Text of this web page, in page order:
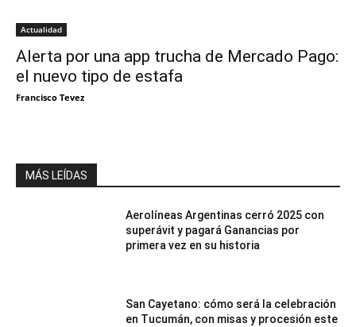
Actualidad
Alerta por una app trucha de Mercado Pago:
el nuevo tipo de estafa
Francisco Tevez
MÁS LEÍDAS
Aerolíneas Argentinas cerró 2025 con
superávit y pagará Ganancias por
primera vez en su historia
San Cayetano: cómo será la celebración
en Tucumán, con misas y procesión este